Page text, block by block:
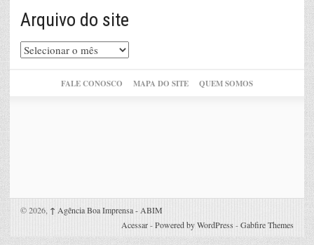
Arquivo do site
Arquivo
do
FALE CONOSCO MAPA DO SITE QUEM SOMOS
© 2026, ↑ Agência Boa Imprensa - ABIM
Acessar-Powered by WordPress -Gabfire Themes